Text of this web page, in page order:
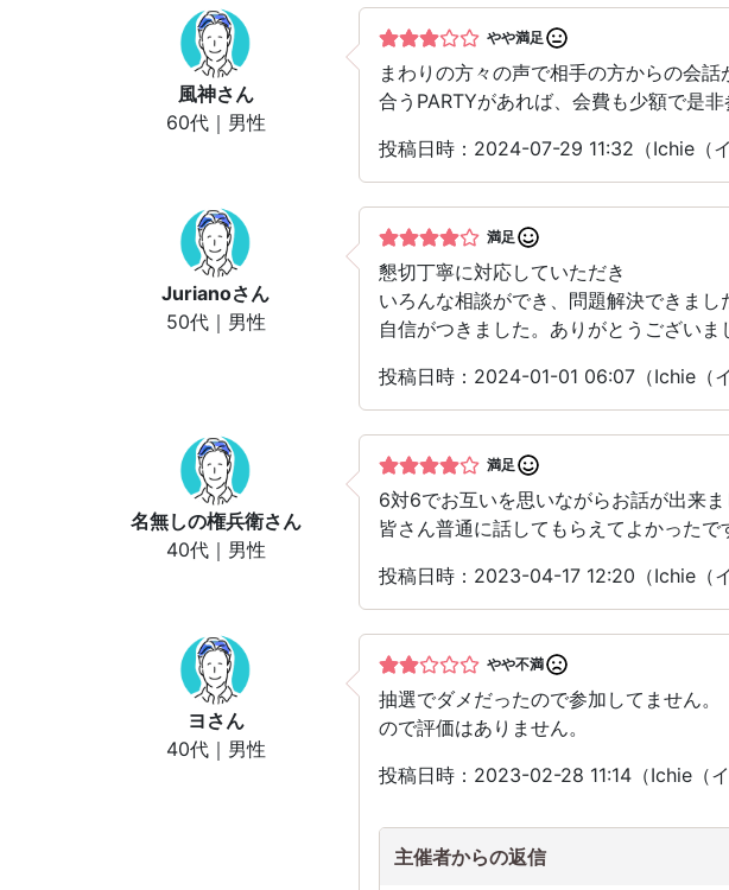
風神さん
60代｜男性
やや満足
まわりの方々の声で相手の方からの会
合うPARTYがあれば、会費も少額で是非
投稿日時：2024-07-29 11:32（Ichie（
Jurianoさん
50代｜男性
満足
懇切丁寧に対応していただき
いろんな相談ができ、問題解決できまし
自信がつきました。ありがとうございま
投稿日時：2024-01-01 06:07（Ichie（
名無しの権兵衛さん
40代｜男性
満足
6対6でお互いを思いながらお話が出来ま
皆さん普通に話してもらえてよかったで
投稿日時：2023-04-17 12:20（Ichie（
ヨ さん
40代｜男性
やや不満
抽選でダメだったので参加してません。
ので評価はありません。
投稿日時：2023-02-28 11:14（Ichie（
主催者からの返信